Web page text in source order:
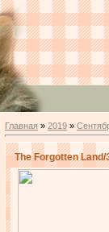
Главная » 2019 »
The Forgotten